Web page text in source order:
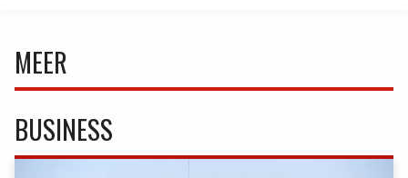
MEER
BUSINESS